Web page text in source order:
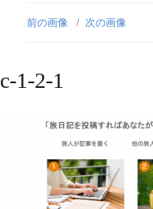
前の画像 次の画像
c-1-2-1